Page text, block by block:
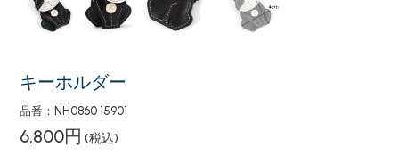
キーホルダー
品番：NH0860 15901
6,800円 (税込)